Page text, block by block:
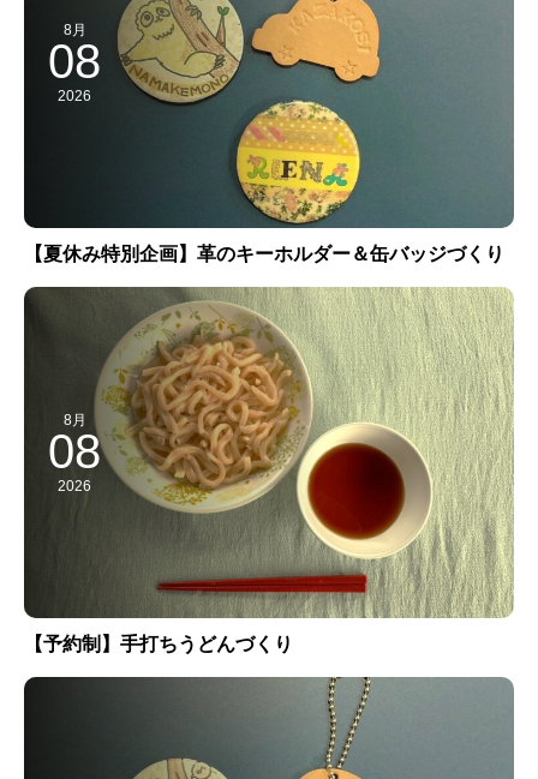
8月
08
2026
【夏休み特別企画】革のキーホルダー＆缶バッジづくり
8月
08
2026
【予約制】手打ちうどんづくり